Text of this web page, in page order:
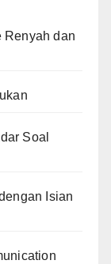
Renyah dan
Soal
Isian